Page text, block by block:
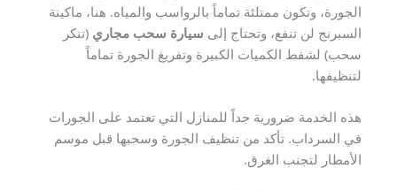
الجورة، وتكون ممتلئة تماماً بالرواسب والمياه. هنا، ماكينة
السبرنج لن تنفع، وتحتاج إلى سيارة سحب مجاري (تنكر
سحب) لشفط الكميات الكبيرة وتفريغ الجورة تماماً
لتنظيفها.
هذه الخدمة ضرورية جداً للمنازل التي تعتمد على الجورات
في السرداب. تأكد من تنظيف الجورة وسحبها قبل موسم
الأمطار لتجنب الغرق.